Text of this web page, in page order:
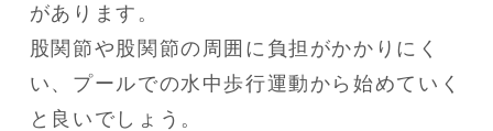
があります。
股関節や股関節の周囲に負担がかかりにく
い、プールでの水中歩行運動から始めていく
と良いでしょう。